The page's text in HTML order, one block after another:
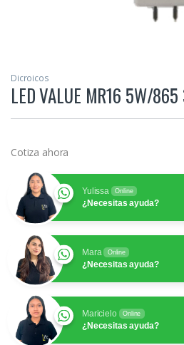
Dicroicos
LED VALUE MR16 5W/
Cotiza ahora
Yulissa Online
¿Necesitas ayuda?
Mara Online
¿Necesitas ayuda?
Maricielo Online
¿Necesitas ayuda?